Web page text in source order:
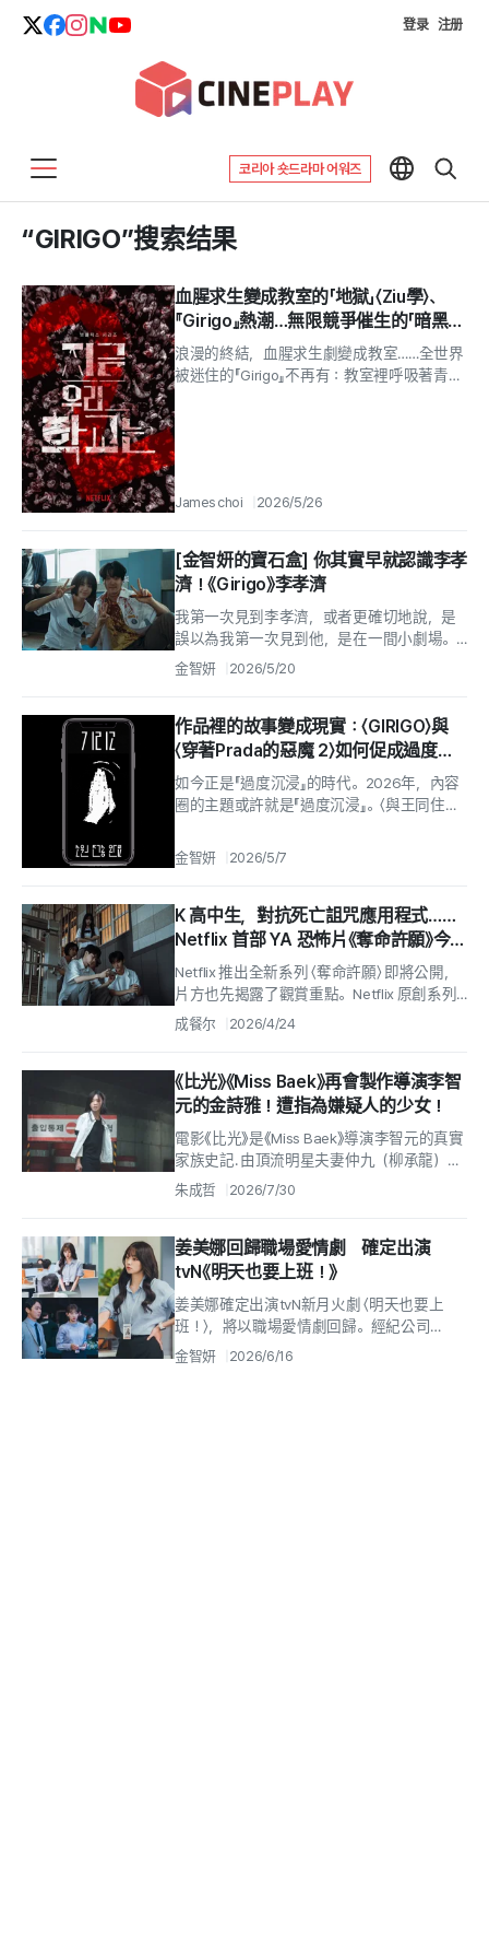
登录 注册
코리아 숏드라마 어워즈
“GIRIGO”搜索结果
血腥求生變成教室的「地獄」〈Ziu學〉、
『Girigo』熱潮…無限競爭催生的「暗黑校
園」進化
浪漫的終結，血腥求生劇變成教室……全世界
被迷住的『Girigo』不再有：教室裡呼吸著青澀
James choi 2026/5/26
[金智妍的寶石盒] 你其實早就認識李孝
濟！《Girigo》李孝濟
我第一次見到李孝濟，或者更確切地說，是
誤以為我第一次見到他，是在一間小劇場。
今年初，李孝濟在青年劇團『貓頭鷹華爾茲』
金智妍 2026/5/20
作品裡的故事變成現實：〈GIRIGO〉與
〈穿著Prada的惡魔 2〉如何促成過度沉
浸
如今正是『過度沉浸』的時代。2026年，內容
圈的主題或許就是『過度沉浸』。〈與王同住的
的靑靈浦；另一方面，看了〈撒木池〉...
金智妍 2026/5/7
K 高中生，對抗死亡詛咒應用程式……
Netflix 首部 YA 恐怖片《奪命許願》今
（24 日）公開
Netflix 推出全新系列 〈奪命許願〉 即將公開，
片方也先揭露了觀賞重點。Netflix 原創系列
〈奪命許願〉 描述一群因「能實現願望」的應用程
成餐尔 2026/4/24
《比光》《Miss Baek》再會製作導演李智
元的金詩雅！遭指為嫌疑人的少女！
電影《比光》是《Miss Baek》導演李智元的真實
家族史記. 由頂流明星夫妻仲九（柳承龍）與
南美（河智苑）在仲九女兒東珠（金詩雅）
朱成哲 2026/7/30
姜美娜回歸職場愛情劇 確定出演
tvN《明天也要上班！》
姜美娜確定出演tvN新月火劇 〈明天也要上
班！〉，將以職場愛情劇回歸。經紀公司
Story J Company 16日透露，姜美娜將在22
金智妍 2026/6/16